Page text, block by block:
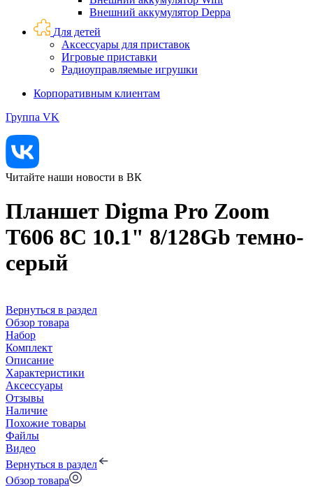
Внешний аккумулятор Deppa
Для детей
Аксессуары для приставок
Игровые приставки
Радиоуправляемые игрушки
Корпоративным клиентам
Группа VK
Читайте наши новости в ВК
Планшет Digma Pro Zoom
T606 8C 10.1" 8/128Gb темно-
серый
Вернуться в раздел
Обзор товара
Набор
Комплект
Описание
Характеристики
Аксессуары
Отзывы
Наличие
Похожие товары
Файлы
Видео
Вернуться в раздел
Обзор товара